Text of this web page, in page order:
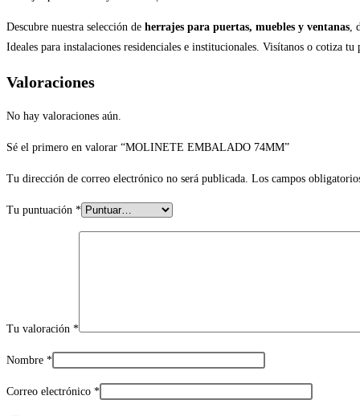
Descubre nuestra selección de herrajes para puertas, muebles y ventanas,
Ideales para instalaciones residenciales e institucionales. Visítanos o cotiza tu
Valoraciones
No hay valoraciones aún.
Sé el primero en valorar “MOLINETE EMBALADO 74MM”
Tu dirección de correo electrónico no será publicada. Los campos
Tu puntuación *
Tu valoración *
Nombre *
Correo electrónico *